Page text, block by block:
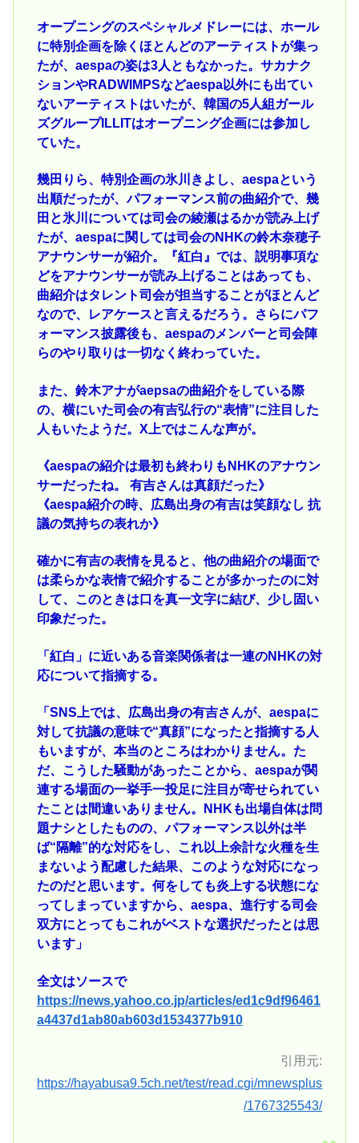
オープニングのスペシャルメドレーには、ホール
に特別企画を除くほとんどのアーティストが集っ
たが、aespaの姿は3人ともなかった。サカナク
ションやRADWIMPSなどaespa以外にも出てい
ないアーティストはいたが、韓国の5人組ガール
ズグループILLITはオープニング企画には参加し
ていた。
幾田りら、特別企画の氷川きよし、aespaという
出順だったが、パフォーマンス前の曲紹介で、幾
田と氷川については司会の綾瀬はるかが読み上げ
たが、aespaに関しては司会のNHKの鈴木奈穂子
アナウンサーが紹介。『紅白』では、説明事項な
どをアナウンサーが読み上げることはあっても、
曲紹介はタレント司会が担当することがほとんど
なので、レアケースと言えるだろう。さらにパフ
ォーマンス披露後も、aespaのメンバーと司会陣
らのやり取りは一切なく終わっていた。
また、鈴木アナがaepsaの曲紹介をしている際
の、横にいた司会の有吉弘行の“表情”に注目した
人もいたようだ。X上ではこんな声が。
《aespaの紹介は最初も終わりもNHKのアナウン
サーだったね。 有吉さんは真顔だった》
《aespa紹介の時、広島出身の有吉は笑顔なし 抗
議の気持ちの表れか》
確かに有吉の表情を見ると、他の曲紹介の場面で
は柔らかな表情で紹介することが多かったのに対
して、このときは口を真一文字に結び、少し固い
印象だった。
「紅白」に近いある音楽関係者は一連のNHKの対
応について指摘する。
「SNS上では、広島出身の有吉さんが、aespaに
対して抗議の意味で“真顔”になったと指摘する人
もいますが、本当のところはわかりません。た
だ、こうした騒動があったことから、aespaが関
連する場面の一挙手一投足に注目が寄せられてい
たことは間違いありません。NHKも出場自体は問
題ナシとしたものの、パフォーマンス以外は半
ば“隔離”的な対応をし、これ以上余計な火種を生
まないよう配慮した結果、このような対応になっ
たのだと思います。何をしても炎上する状態にな
ってしまっていますから、aespa、進行する司会
双方にとってもこれがベストな選択だったとは思
います」
全文はソースで
https://news.yahoo.co.jp/articles/ed1c9df96461
a4437d1ab80ab603d1534377b910
引用元:
https://hayabusa9.5ch.net/test/read.cgi/mnewsplus
/1767325543/